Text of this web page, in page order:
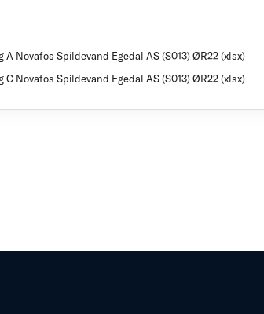
A Novafos Spildevand Egedal AS (S013) ØR22 (xlsx)
C Novafos Spildevand Egedal AS (S013) ØR22 (xlsx)